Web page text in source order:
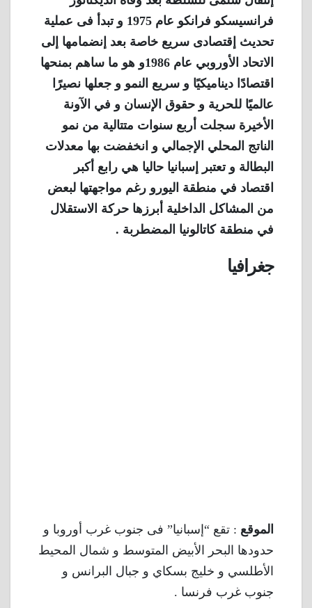
فرانسيسكو فرانكو عام 1975 و تبدأ فى عملية
تحديث إقتصادى سريع خاصة بعد إنضمامها إلى
الاتحاد الأوروبي عام 1986و هو ما ساهم بمنحها
اقتصادًا ديناميكيًا و سريع النمو و جعلها نصيرًا
عالميًا للحرية و حقوق الإنسان و في الآونة
الأخيرة سجلت أربع سنوات متتالية من نمو
الناتج المحلي الإجمالي و انخفضت بها معدلات
البطالة و تعتبر إسبانيا حاليا هي رابع أكبر
اقتصاد في منطقة اليورو رغم مواجهتها لبعض
من المشاكل الداخلية أبرزها حركة الاستقلال
في منطقة كاتالونيا المضطربة .
جغرافيا
الموقع : تقع “إسبانيا” فى جنوب غرب أوروبا و
حدودها البحر الأبيض المتوسط و شمال المحيط
الأطلسي و خليج بسكاي و جبال البرانس و
جنوب غرب فرنسا .